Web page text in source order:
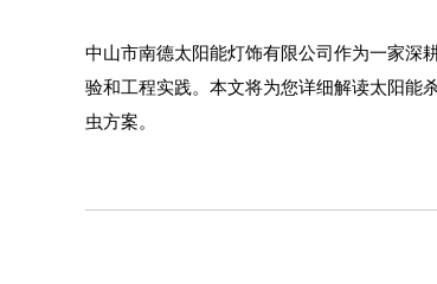
中山市南德太阳能灯饰有限公司作为一家深
验和工程实践。本文将为您详细解读太阳能
虫方案。